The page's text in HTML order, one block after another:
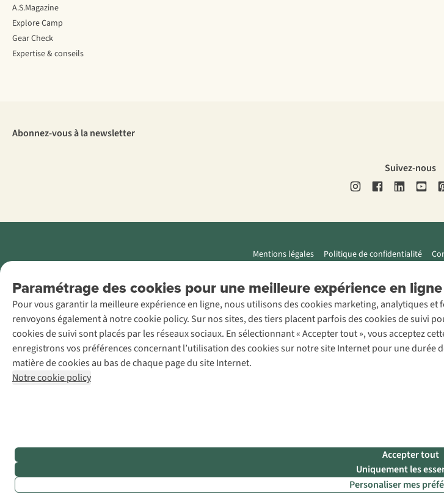
Paramétrage des cookies pour une meilleure expérience en ligne
Pour vous garantir la meilleure expérience en ligne, nous utilisons des cookies marketing, analytiques
renvoyons également à notre cookie policy. Sur nos sites, des tiers placent parfois des cookies de suivi
cookies de suivi sont placés par les réseaux sociaux. En sélectionnant « Accepter tout », vous acceptez
enregistrons vos préférences concernant l’utilisation des cookies sur notre site Internet pour une durée
matière de cookies au bas de chaque page du site Internet.
Notre cookie policy
Accepter tout
Uniquement les
Personaliser mes
A.S.Magazine
Explore Camp
Gear Check
Expertise & conseils
Abonnez-vous à la newsletter
Suivez-nous
Mentions légales Politique de confidentialité
AS Adventure
Luxemburg SA,
Boulevard F.W.
Raiffeisen 25, L-
2411
Luxembourg
+32 (0)3 828
30 15